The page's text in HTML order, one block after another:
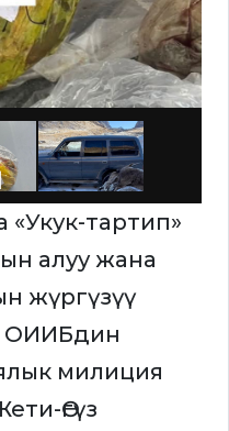
«Укук-тартип»
алуу жана
жүргүзүү
ОИИБдин
милиция
Өгүз